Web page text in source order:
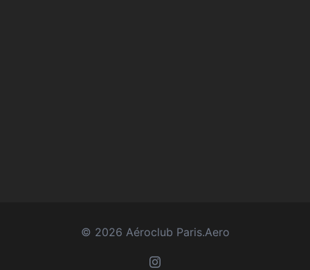
© 2026 Aéroclub Paris.Aero